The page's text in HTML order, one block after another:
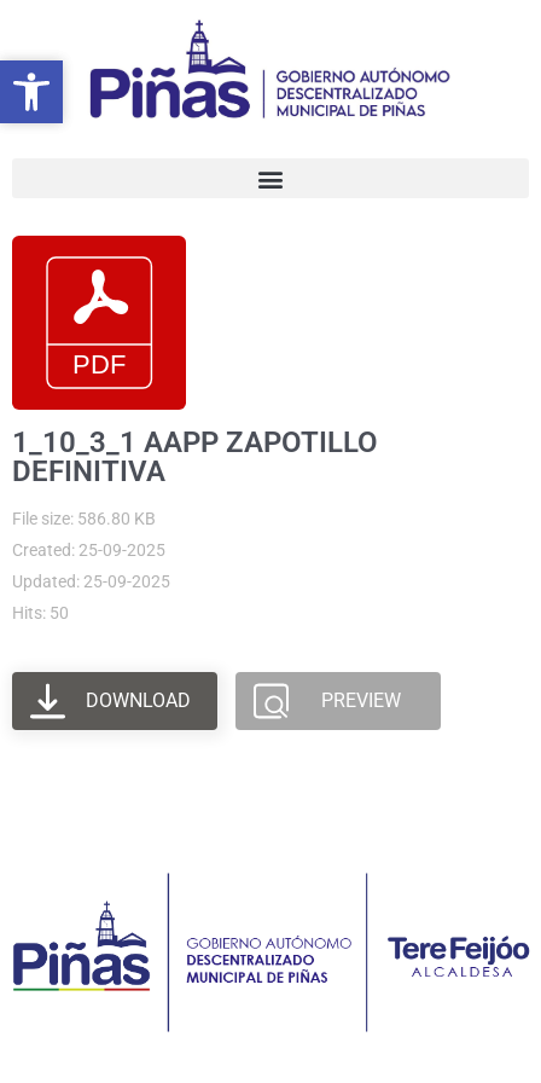
Abrir barra de herramientas
contenido
1_10_3_1 AAPP ZAPOTILLO
DEFINITIVA
File size: 586.80 KB
Created: 25-09-2025
Updated: 25-09-2025
Hits: 50
DOWNLOAD PREVIEW
Abrir barra de herramientas